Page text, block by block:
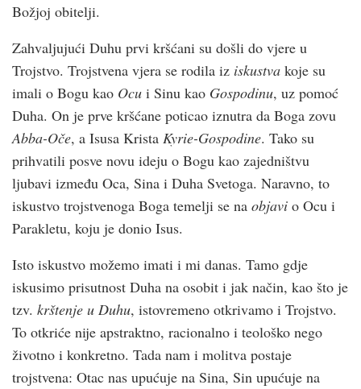
Božjoj obitelji.
Zahvaljujući Duhu prvi kršćani su došli do vjere u
Trojstvo. Trojstvena vjera se rodila iz iskustva koje su
imali o Bogu kao Ocu i Sinu kao Gospodinu, uz pomoć
Duha. On je prve kršćane poticao iznutra da Boga zovu
Abba-Oče, a Isusa Krista Kyrie-Gospodine. Tako su
prihvatili posve novu ideju o Bogu kao zajedništvu
ljubavi između Oca, Sina i Duha Svetoga. Naravno, to
iskustvo trojstvenoga Boga temelji se na objavi o Ocu i
Parakletu, koju je donio Isus.
Isto iskustvo možemo imati i mi danas. Tamo gdje
iskusimo prisutnost Duha na osobit i jak način, kao što je
tzv. krštenje u Duhu, istovremeno otkrivamo i Trojstvo.
To otkriće nije apstraktno, racionalno i teološko nego
životno i konkretno. Tada nam i molitva postaje
trojstvena: Otac nas upućuje na Sina, Sin upućuje na